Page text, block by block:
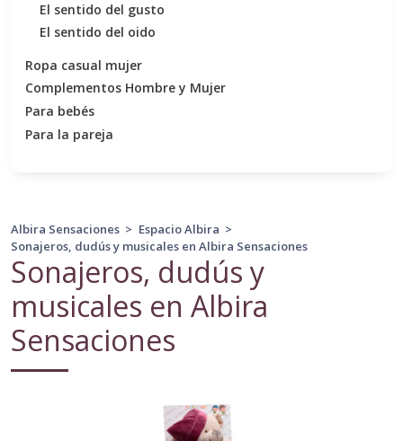
Albira Sensaciones > Espacio Albira >
Sonajeros, dudús y musicales en Albira Sensaciones
Sonajeros, dudús y
musicales en Albira
Sensaciones
El sentido del gusto
El sentido del oido
Ropa casual mujer
Complementos Hombre y Mujer
Para bebés
Para la pareja